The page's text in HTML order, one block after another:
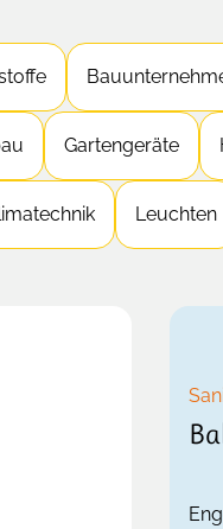
Gartengeräte
Leuchten